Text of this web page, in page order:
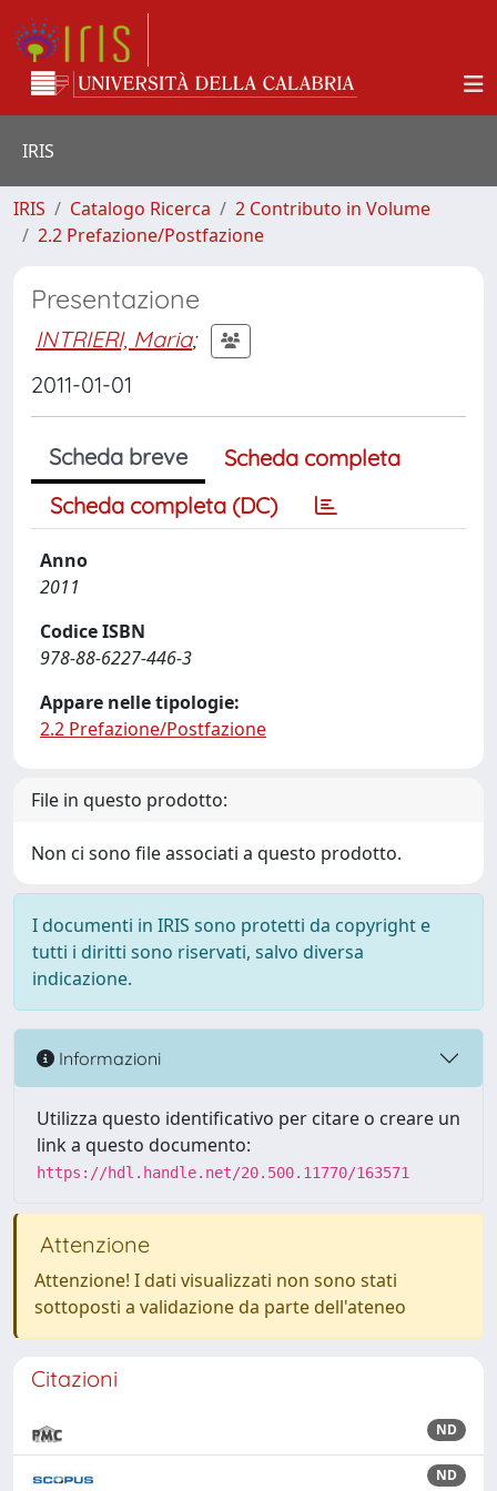
IRIS
IRIS Catalogo Ricerca
2 Contributo in Volume
2.2 Prefazione/Postfazione
Presentazione
INTRIERI, Maria;
2011-01-01
Scheda breve
Scheda completa
Scheda completa (DC)
Anno
2011
Codice ISBN
978-88-6227-446-3
Appare nelle tipologie:
2.2 Prefazione/Postfazione
File in questo prodotto:
Non ci sono file associati a questo prodotto.
I documenti in IRIS sono protetti da copyright e
tutti i diritti sono riservati, salvo diversa
indicazione.
Informazioni
Utilizza questo identificativo per citare o creare un
link a questo documento:
https://hdl.handle.net/20.500.11770/163571
Attenzione
Attenzione! I dati visualizzati non sono stati
sottoposti a validazione da parte dell'ateneo
Citazioni
ND
ND